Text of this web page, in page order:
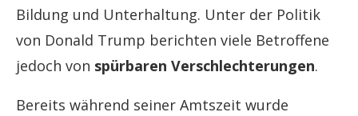
Bildung und Unterhaltung. Unter der Politik
von Donald Trump berichten viele Betroffene
jedoch von spürbaren Verschlechterungen.
Bereits während seiner Amtszeit wurde